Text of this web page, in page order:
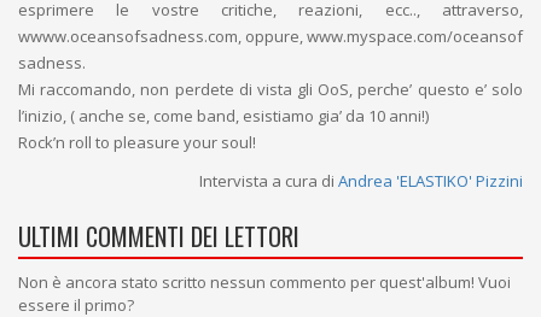
esprimere le vostre critiche, reazioni, ecc.., attraverso,
wwww.oceansofsadness.com, oppure, www.myspace.com/oceansof
sadness.
Mi raccomando, non perdete di vista gli OoS, perche’ questo e’ solo
l’inizio, ( anche se, come band, esistiamo gia’ da 10 anni!)
Rock’n roll to pleasure your soul!
Intervista a cura di Andrea 'ELASTIKO' Pizzini
ULTIMI COMMENTI DEI LETTORI
Non è ancora stato scritto nessun commento per quest'album! Vuoi
essere il primo?